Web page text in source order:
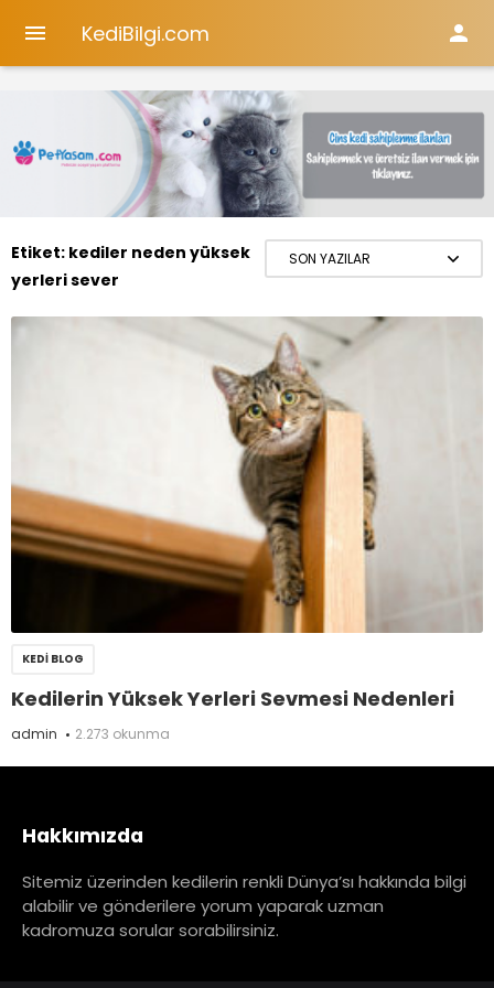
 KediBilgi.com 
Etiket: kediler neden yüksek
yerleri sever
KEDI BLOG
Kedilerin Yüksek Yerleri Sevmesi Nedenleri
admin 2.273 okunma
Hakkımızda
Sitemiz üzerinden kedilerin renkli Dünya’sı hakkında bilgi
alabilir ve gönderilere yorum yaparak uzman
kadromuza sorular sorabilirsiniz.